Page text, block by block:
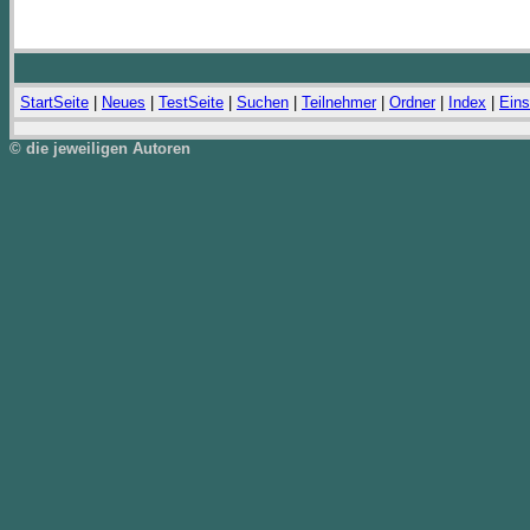
StartSeite Neues TestSeite Suchen Teilnehmer| Ordner| Index
© die jeweiligen Autoren